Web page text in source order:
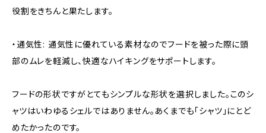
役割をきちんと果たします。
・通気性: 通気性に優れている素材なのでフードを被った際に頭
部のムレを軽減し、快適なハイキングをサポートします。
フードの形状ですがとてもシンプルな形状を選択しました。このシ
ャツはいわゆるシェルではありません。あくまでも「シャツ」にとど
めたかったのです。